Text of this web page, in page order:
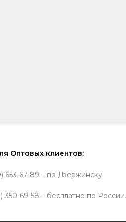
Оптовых клиентов:
653-67-89 – по Дзержинску;
350-69-58 – бесплатно по России.